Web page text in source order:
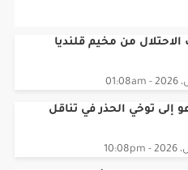
من مخيم قلنديا
إلى توخي الحذر في تناقل